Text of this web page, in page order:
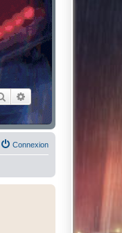
RechercherRecherche avancée
Connexion